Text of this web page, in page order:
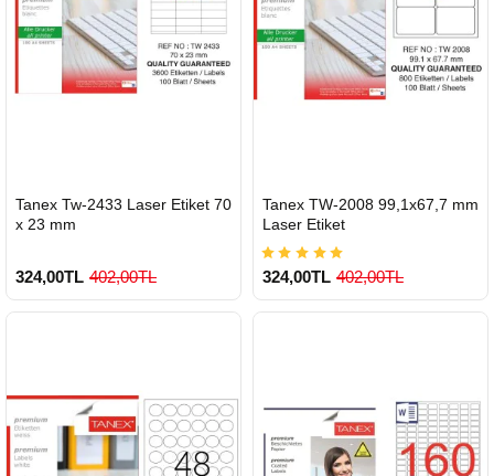
900 TL Üzeri Kargo Ücretsiz 900 TL Üzeri Kargo Ücretsiz
GÖNDERİ
Tanex Tw-2433 Laser Etiket 70
x 23 mm
324,00TL 402,00TL
GÖNDERİ
Tanex TW-2008 99,1x67,7 mm
Laser Etiket
324,00TL 402,00TL